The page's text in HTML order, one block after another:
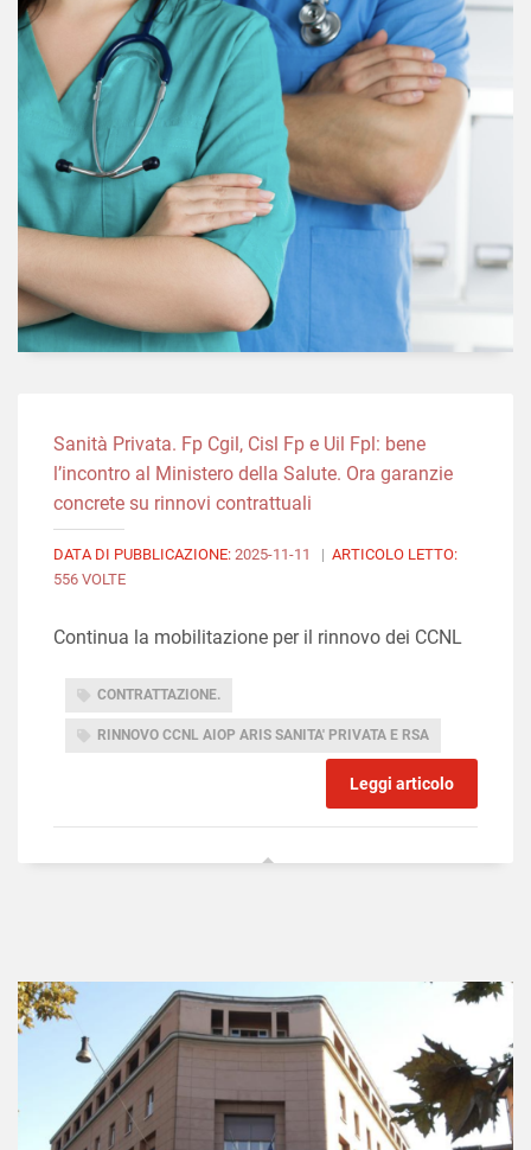
Sanità Privata. Fp Cgil, Cisl Fp e Uil Fpl: bene
l’incontro al Ministero della Salute. Ora garanzie
concrete su rinnovi contrattuali
DATA DI PUBBLICAZIONE: 2025-11-11 | ARTICOLO LETTO:
556 VOLTE
Continua la mobilitazione per il rinnovo dei CCNL
CONTRATTAZIONE.
RINNOVO CCNL AIOP ARIS SANITA' PRIVATA E RSA
Leggi articolo